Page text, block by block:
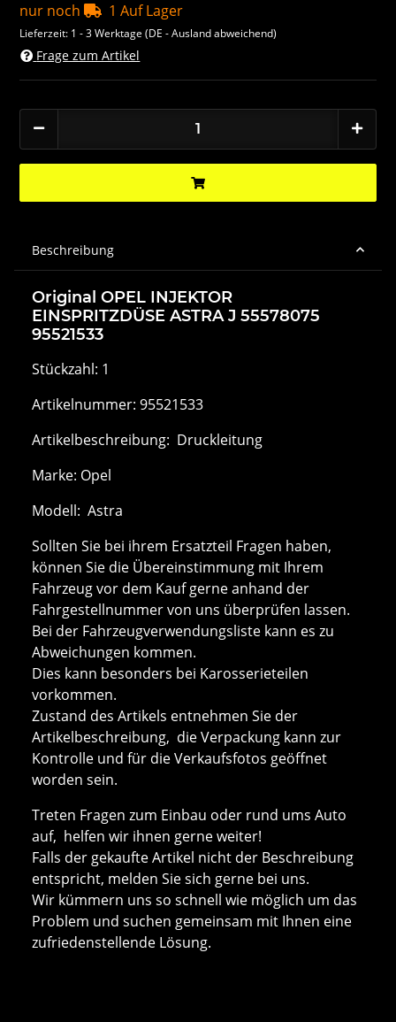
nur noch 1 Auf Lager
Lieferzeit: 1 - 3 Werktage(DE - Ausland abweichend)
Frage zum Artikel
Beschreibung
Original OPEL INJEKTOR
EINSPRITZDÜSE ASTRA J 55578075
95521533
Stückzahl: 1
Artikelnummer: 95521533
Artikelbeschreibung: Druckleitung
Marke: Opel
Modell: Astra
Sollten Sie bei ihrem Ersatzteil Fragen haben,
können Sie die Übereinstimmung mit Ihrem
Fahrzeug vor dem Kauf gerne anhand der
Fahrgestellnummer von uns überprüfen lassen.
Bei der Fahrzeugverwendungsliste kann es zu
Abweichungen kommen.
Dies kann besonders bei Karosserieteilen
vorkommen.
Zustand des Artikels entnehmen Sie der
Artikelbeschreibung, die Verpackung kann zur
Kontrolle und für die Verkaufsfotos geöffnet
worden sein.
Treten Fragen zum Einbau oder rund ums Auto
auf, helfen wir ihnen gerne weiter!
Falls der gekaufte Artikel nicht der Beschreibung
entspricht, melden Sie sich gerne bei uns.
Wir kümmern uns so schnell wie möglich um das
Problem und suchen gemeinsam mit Ihnen eine
zufriedenstellende Lösung.